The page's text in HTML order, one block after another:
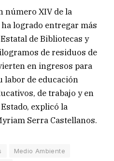
número XIV de la
ha logrado entregar más
de Bibliotecas y
de residuos de
en ingresos para
labor de educación
de trabajo y en
explicó la
Serra Castellanos.
Medio Ambiente